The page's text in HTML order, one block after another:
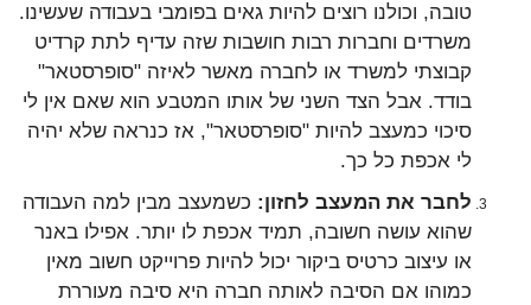
טובה, וכולנו רוצים להיות גאים בפומבי בעבודה שעשינו.
משרדים וחברות רבות חושבות שזה עדיף לתת קרדיט
קבוצתי למשרד או לחברה מאשר לאיזה "סופרסטאר"
בודד. אבל הצד השני של אותו המטבע הוא שאם אין לי
סיכוי כמעצב להיות "סופרסטאר", אז כנראה שלא יהיה
לי אכפת כל כך.
לחבר את המעצב לחזון: כשמעצב מבין למה העבודה
שהוא עושה חשובה, תמיד אכפת לו יותר. אפילו באנר
או עיצוב כרטיס ביקור יכול להיות פרוייקט חשוב מאין
כמוהו אם הסיבה לאותה חברה היא סיבה מעוררת